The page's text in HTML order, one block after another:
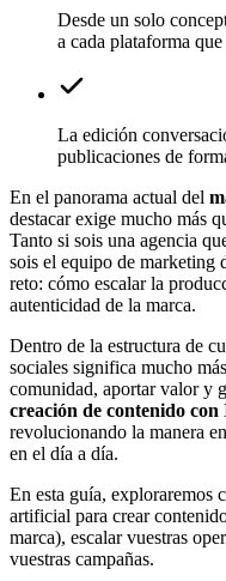
Desde un solo
a cada plataforma
La edición
publicaciones de
En el panorama actual del
destacar exige mucho más
Tanto si sois una agencia
sois el equipo de marketing
reto: cómo escalar la
autenticidad de la marca.
Dentro de la estructura de
sociales significa mucho
comunidad, aportar valor y
creación de contenido con
revolucionando la manera
en el día a día.
En esta guía, exploraremos
artificial para crear
marca), escalar vuestras
vuestras campañas.